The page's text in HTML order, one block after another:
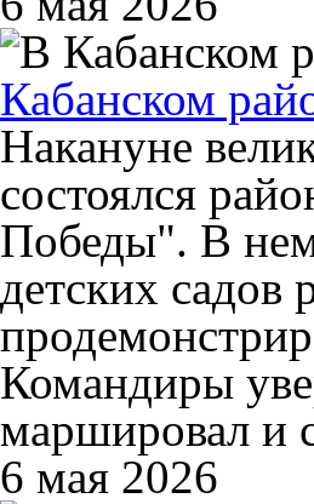
Кабанском
Накануне
состоялся
Победы". В нем
детских садов
Командиры
маршировал и
6 мая 2026